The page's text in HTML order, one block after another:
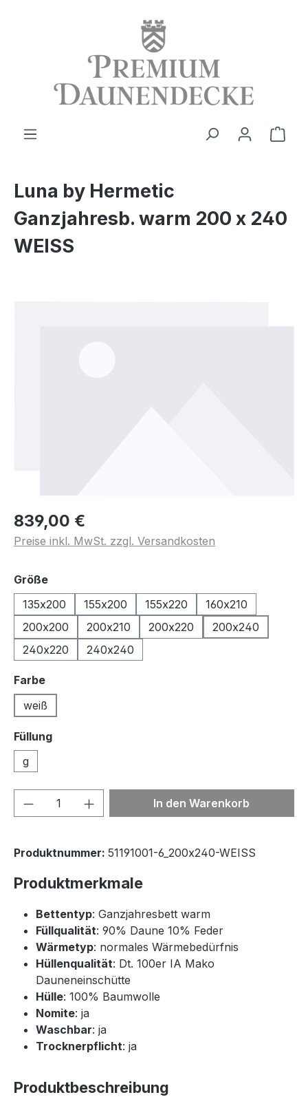
Luna by Hermetic
Ganzjahresb. warm 200 x 240
WEISS
839,00 €
Preise inkl. MwSt. zzgl. Versandkosten
Größeauswählen
135x200
155x200 155x220
160x210
200x200
200x210 200x220
200x240
240x220
240x240
Farbeauswählen
weiß
Füllung
g
Produkt Anzahl: Gib denIn den Warenkorb
Produktnummer: 51191001-6_200x240-WEISS
Produktmerkmale
Bettentyp: Ganzjahresbett warm
Füllqualität: 90% Daune 10% Feder
Wärmetyp: normales Wärmebedürfnis
Hüllenqualität: Dt. 100er IA Mako
Dauneneinschütte
Hülle: 100% Baumwolle
Nomite: ja
Waschbar: ja
Trocknerpflicht: ja
Produktbeschreibung